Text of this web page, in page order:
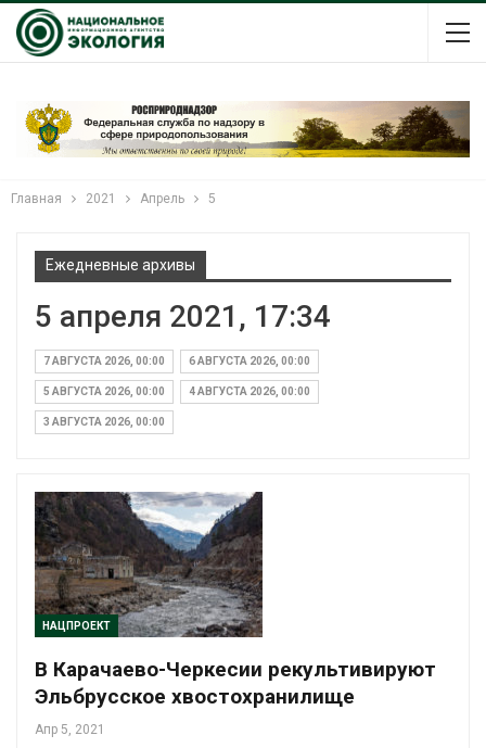
Главная 2021 Апрель 5
Ежедневные архивы
5 апреля 2021, 17:34
7 АВГУСТА 2026, 00:00 6 АВГУСТА 2026, 00:00
5 АВГУСТА 2026, 00:00 4 АВГУСТА 2026, 00:00
3 АВГУСТА 2026, 00:00
НАЦПРОЕКТ
В Карачаево-Черкесии рекультивируют
Эльбрусское хвостохранилище
Апр 5, 2021